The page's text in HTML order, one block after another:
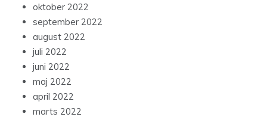
oktober 2022
september 2022
august 2022
juli 2022
juni 2022
maj 2022
april 2022
marts 2022